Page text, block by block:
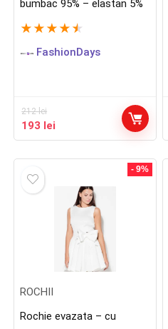
bumbac 95% – elastan 5%
★ ★ ★ ★ ★
FashionDays
212lei
Prețul
inițial
212 lei.
193 lei
curent
- 9%
ROCHII
Rochie evazata – cu